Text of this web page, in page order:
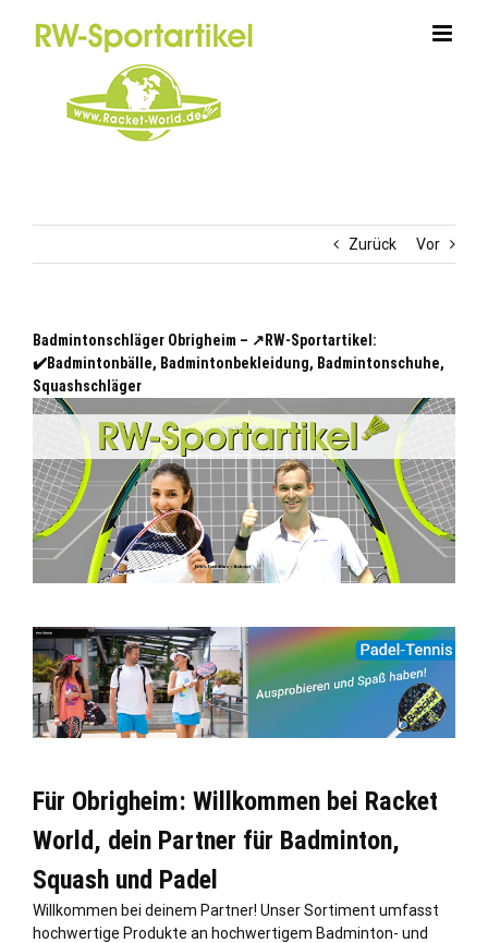
Zurück Vor
Badmintonschläger Obrigheim – ↗️RW-Sportartikel:
✔️Badmintonbälle, Badmintonbekleidung, Badmintonschuhe,
Squashschläger
Für Obrigheim: Willkommen bei Racket
World, dein Partner für Badminton,
Squash und Padel
Willkommen bei deinem Partner! Unser Sortiment umfasst
hochwertige Produkte an hochwertigem Badminton- und